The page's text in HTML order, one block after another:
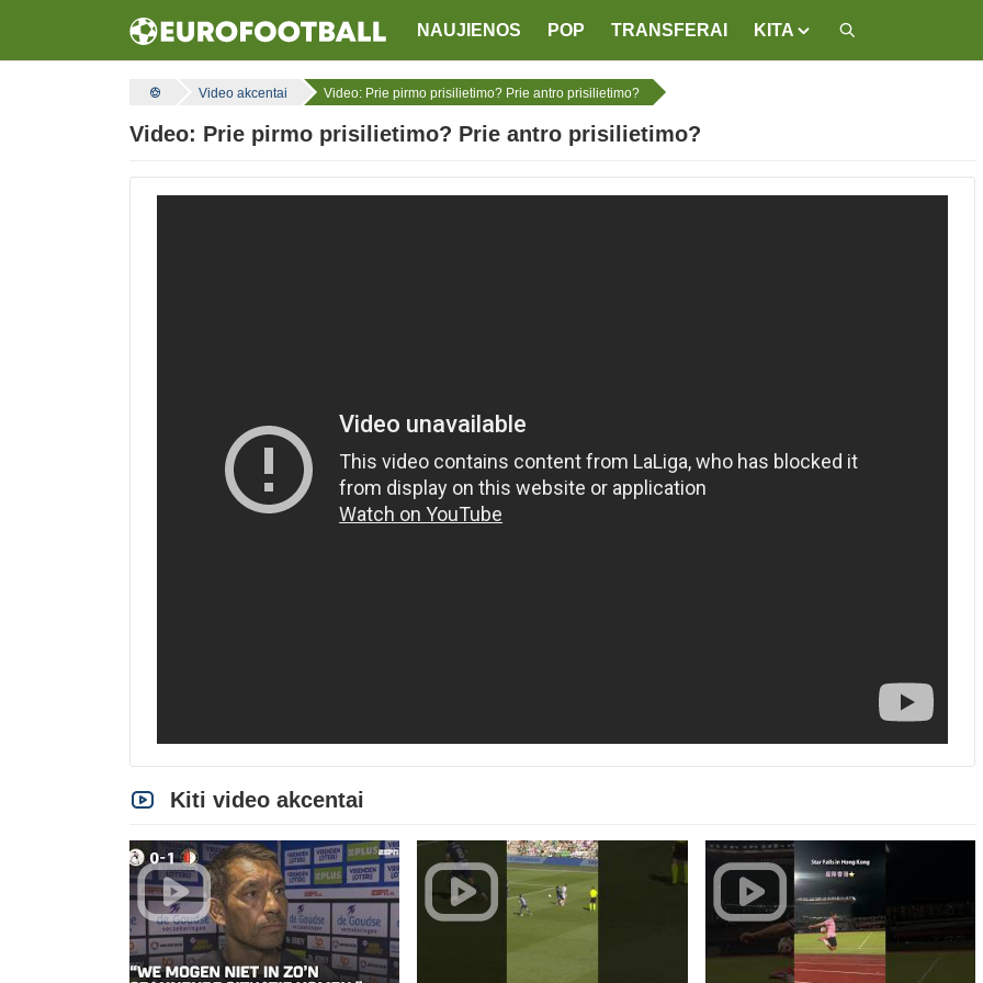
NAUJIENOS POP TRANSFERAI KITA
Video akcentai Video: Prie pirmo prisilietimo? Prie antro prisilietimo?
Video: Prie pirmo prisilietimo? Prie antro prisilietimo?
Kiti video akcentai